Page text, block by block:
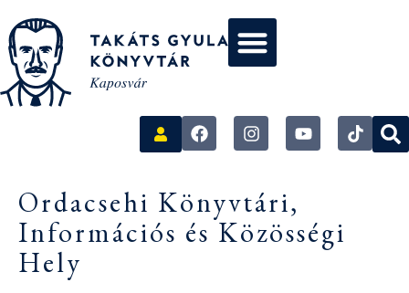
Ordacsehi Könyvtári,
Információs és Közösségi
Hely